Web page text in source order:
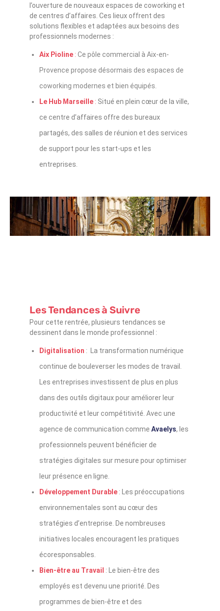
l’ouverture de nouveaux espaces de coworking et
de centres d’affaires. Ces lieux offrent des
solutions flexibles et adaptées aux besoins des
professionnels modernes :
Aix Pioline : Ce pôle commercial à Aix-en-
Provence propose désormais des espaces de
coworking modernes et bien équipés.
Le Hub Marseille : Situé en plein cœur de la ville,
ce centre d’affaires offre des bureaux
partagés, des salles de réunion et des services
de support pour les start-ups et les
entreprises.
Les Tendances à Suivre
Pour cette rentrée, plusieurs tendances se
dessinent dans le monde professionnel :
Digitalisation : La transformation numérique
continue de bouleverser les modes de travail.
Les entreprises investissent de plus en plus
dans des outils digitaux pour améliorer leur
productivité et leur compétitivité. Avec une
agence de communication comme Avaelys, les
professionnels peuvent bénéficier de
stratégies digitales sur mesure pour optimiser
leur présence en ligne.
Développement Durable : Les préoccupations
environnementales sont au cœur des
stratégies d’entreprise. De nombreuses
initiatives locales encouragent les pratiques
écoresponsables.
Bien-être au Travail : Le bien-être des
employés est devenu une priorité. Des
programmes de bien-être et des